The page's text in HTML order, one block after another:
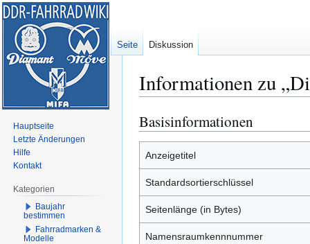
Informationen zu
Zur
Navigation
Zur
Suche
Basisinformationen
Anzeigetitel
Standardsortierschlüssel
Seitenlänge (in Bytes)
Namensraumkennnummer
Seite Diskussion
Hauptseite
Letzte Änderungen
Hilfe
Kontakt
Kategorien
Baujahr
bestimmen
Fahrradmarken &
Modelle